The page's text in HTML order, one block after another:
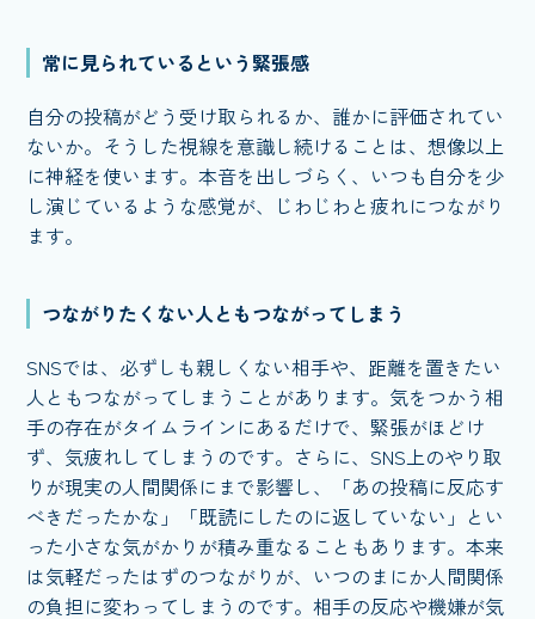
常に見られているという緊張感
自分の投稿がどう受け取られるか、誰かに評価されてい
ないか。そうした視線を意識し続けることは、想像以上
に神経を使います。本音を出しづらく、いつも自分を少
し演じているような感覚が、じわじわと疲れにつながり
ます。
つながりたくない人ともつながってしまう
SNSでは、必ずしも親しくない相手や、距離を置きたい
人ともつながってしまうことがあります。気をつかう相
手の存在がタイムラインにあるだけで、緊張がほどけ
ず、気疲れしてしまうのです。さらに、SNS上のやり取
りが現実の人間関係にまで影響し、「あの投稿に反応す
べきだったかな」「既読にしたのに返していない」とい
った小さな気がかりが積み重なることもあります。本来
は気軽だったはずのつながりが、いつのまにか人間関係
の負担に変わってしまうのです。相手の反応や機嫌が気